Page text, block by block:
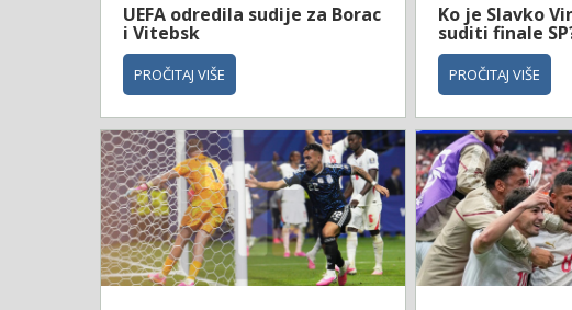
UEFA odredila sudije za Borac
i Vitebsk
PROČITAJ VIŠE
Ko je Slavko
suditi finale
PROČITAJ VIŠE